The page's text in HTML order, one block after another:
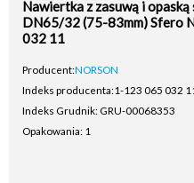
Nawiertka z zasuwą i
DN65/32 (75-83mm) Sfero
032 11
Producent:NORSON
Indeks producenta:1-123 065 032
Indeks Grudnik: GRU-00068353
Opakowania: 1